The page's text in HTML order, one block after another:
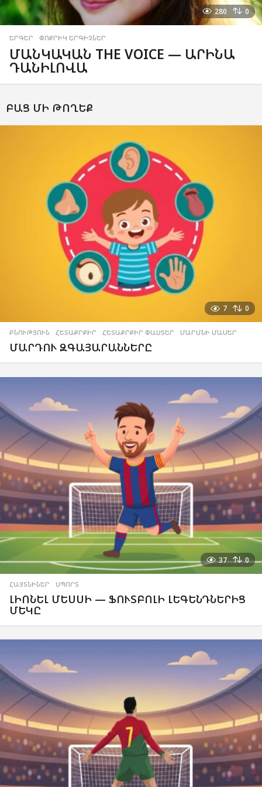
280 0
ԵՐԳԵՐ ,ՓՈՔՐԻԿ ԵՐԳԻՉՆԵՐ
ՄԱՆԿԱԿԱՆ THE VOICE — ԱՐԻՆԱ
ԴԱՆԻԼՈՎԱ
ԲԱՑ ՄԻ ԹՈՂԵՔ
7 0
ԲՆՈՒԹՅՈՒՆ ,ՀԵՏԱՔՐՔԻՐ ,ՀԵՏԱՔՐՔԻՐ ՓԱՍՏԵՐ ,ՄԱՐՄՆԻ ՄԱՍԵՐ
ՄԱՐԴՈՒ ԶԳԱՅԱՐԱՆՆԵՐԸ
37 0
ՀԱՅՏՆԻՆԵՐ ,ՍՊՈՐՏ
ԼԻՈՆԵԼ ՄԵՍՍԻ — ՖՈՒՏԲՈԼԻ ԼԵԳԵՆԴՆԵՐԻՑ
ՄԵԿԸ